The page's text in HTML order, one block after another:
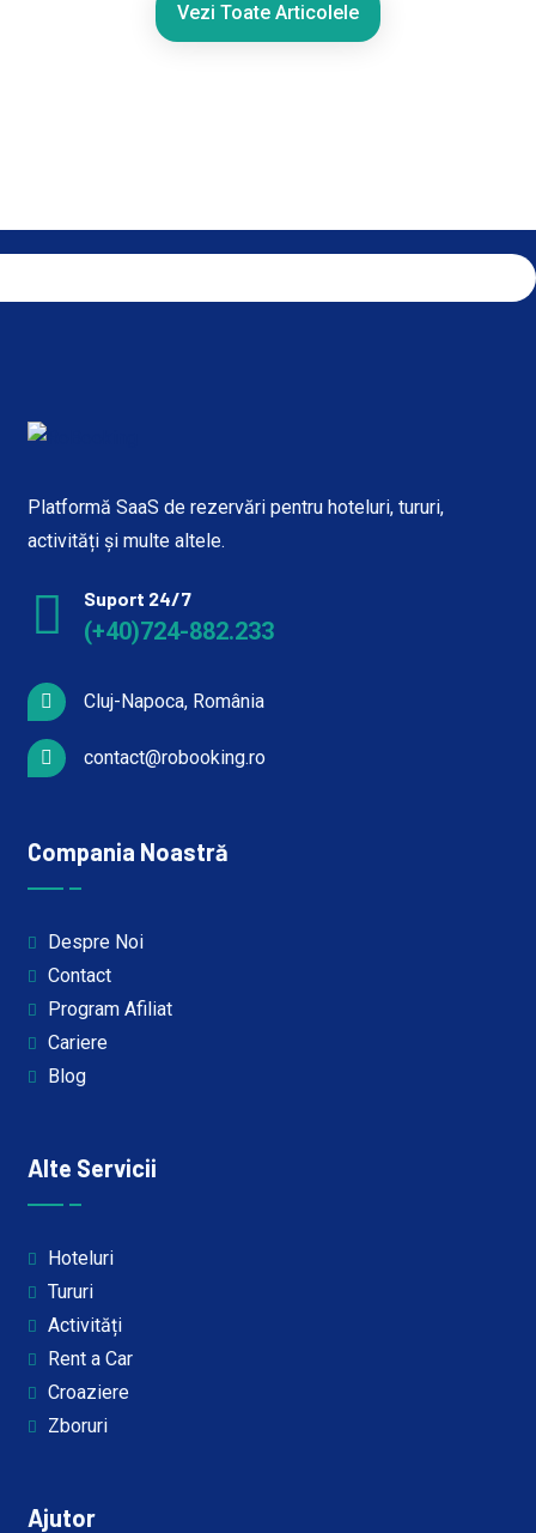
Vezi Toate Articolele
Platformă SaaS de rezervări pentru hoteluri, tururi,
activități și multe altele.
Suport 24/7
(+40)724-882.233
Cluj-Napoca, România
contact@robooking.ro
Compania Noastră
Despre Noi
Contact
Program Afiliat
Cariere
Blog
Alte Servicii
Hoteluri
Tururi
Activități
Rent a Car
Croaziere
Zboruri
Ajutor